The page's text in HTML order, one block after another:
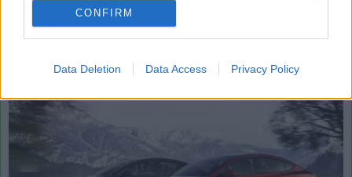
CONFIRM
Data Deletion Data Access Privacy Policy
álló vázról és az új aerodinamikus kerékbetétekről, de
most, hogy az új tulajdonosok használatba vehették új
láttak a világhálón.